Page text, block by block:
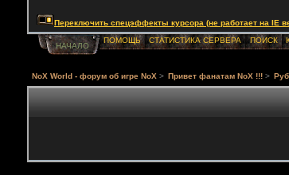
Переключить спецэффекты курсора (не работает на IE
НАЧАЛО
ПОМОЩЬ СТАТИСТИКА СЕРВЕРА ПОИСК
NoX World - форум об игре NoX > Привет фанатам NoX !!! >